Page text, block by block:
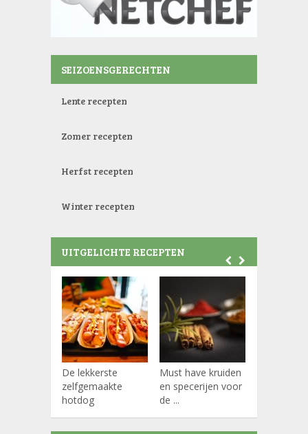
SEIZOENSGERECHTEN
Lente recepten
Zomer recepten
Herfst recepten
Winter recepten
UITGELICHTE RECEPTEN
De lekkerste
zelfgemaakte
hotdog
Must have kruiden
en specerijen voor
de ...